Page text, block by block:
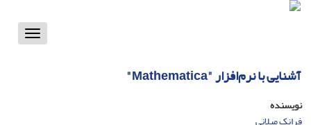
Toggle
آشنایی با نرم‌افزار "Mathematica"
نویسنده
فرانک میلانی